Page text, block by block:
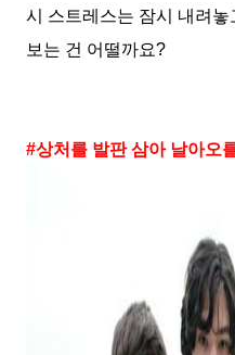
시 스트레스는 잠시 내려놓
보는 건 어떨까요?
#상처를 발판 삼아 날아오